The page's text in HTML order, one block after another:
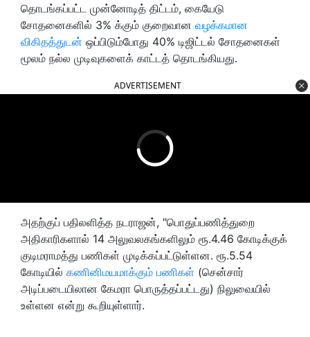
தொடங்கப்பட்ட முன்னோடித் திட்டம், கையேடு
சோதனைகளில் 3% க்கும் குறைவான வழக்கமான
விகிதத்துடன் ஒப்பிடும்போது 40% டிஜிட்டல் சோதனைகள்
மூலம் நல்ல முடிவுகளைக் காட்டத் தொடங்கியது.
ADVERTISEMENT
அதற்குப் பதிலளித்த நடராஜன், "பொதுப்பணித்துறை
அதிகாரிகளால் 14 அலுவலகங்களிலும் ரூ.4.46 கோடிக்குக்
குடிமராமத்து பணிகள் முடிக்கப்பட்டுள்ளன. ரூ.5.54
கோடியில் கணினிமயமாக்கும் பணிகள் (சென்சார்
அடிப்படையிலான கேமரா பொருத்தப்பட்டது) நிலுவையில்
உள்ளன என்று கூறியுள்ளார்.